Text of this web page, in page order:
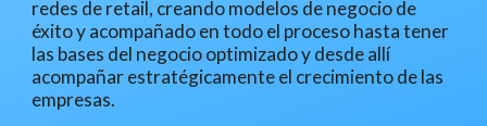
redes de retail, creando modelos de negocio de
éxito y acompañado en todo el proceso hasta tener
las bases del negocio optimizado y desde allí
acompañar estratégicamente el crecimiento de las
empresas.